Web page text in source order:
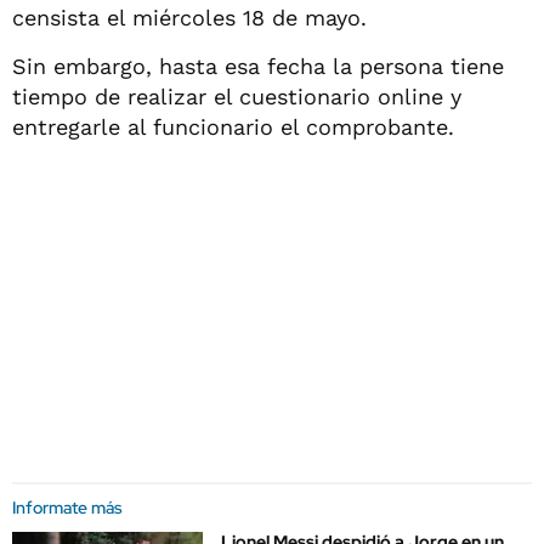
censista el miércoles 18 de mayo.
Sin embargo, hasta esa fecha la persona tiene
tiempo de realizar el cuestionario online y
entregarle al funcionario el comprobante.
Informate más